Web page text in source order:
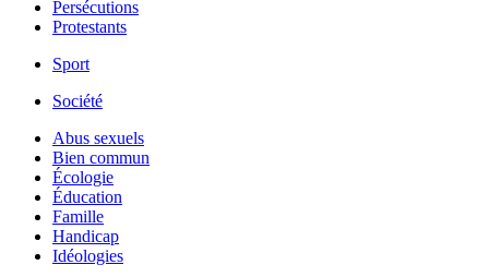
Persécutions
Protestants
Sport
Société
Abus sexuels
Bien commun
Écologie
Éducation
Famille
Handicap
Idéologies